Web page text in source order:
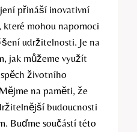
přináší inovativní
mohou napomoci
udržitelnosti. Je na
jak můžeme využít
životního
na paměti, že
budoucnosti
Buďme součástí této